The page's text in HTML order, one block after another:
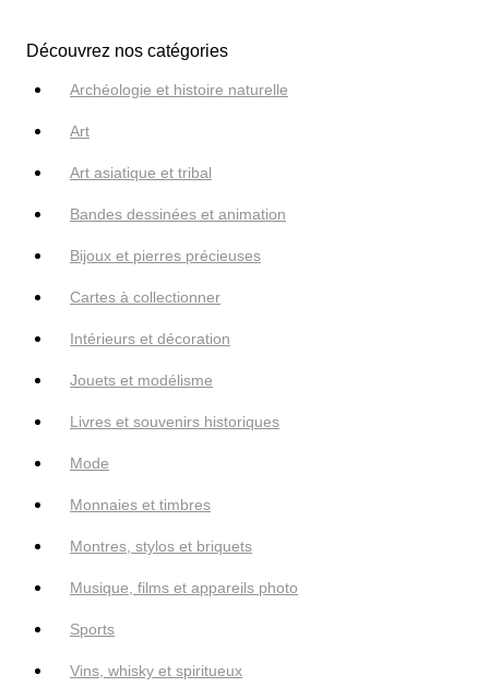
Découvrez nos catégories
Archéologie et histoire naturelle
Art
Art asiatique et tribal
Bandes dessinées et animation
Bijoux et pierres précieuses
Cartes à collectionner
Intérieurs et décoration
Jouets et modélisme
Livres et souvenirs historiques
Mode
Monnaies et timbres
Montres, stylos et briquets
Musique, films et appareils photo
Sports
Vins, whisky et spiritueux